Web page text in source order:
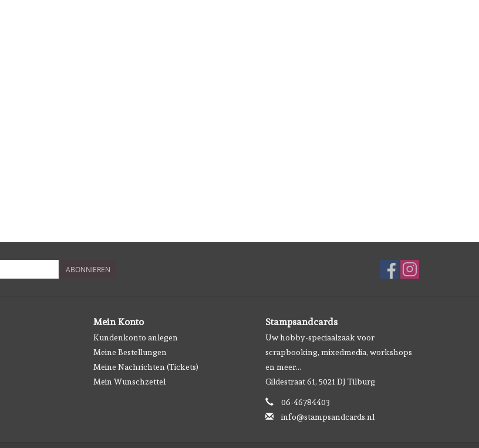
ABONNIEREN
Mein Konto
Kundenkonto anlegen
Meine Bestellungen
Meine Nachrichten (Tickets)
Mein Wunschzettel
Stampsandcards
Uw hobby-speciaalzaak voor
scrapbooking, mixedmedia, workshops
en meer...
Gildestraat 61, 5021 DJ Tilburg
06-46784403
info@stampsandcards.nl